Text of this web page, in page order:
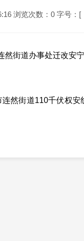
浏览次数：0 字号：[
街道办事处迁改安
然街道110千伏权安